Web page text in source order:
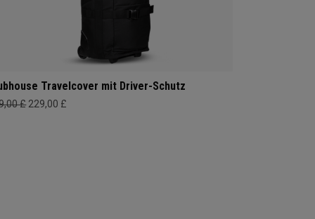
Travelcover mit Driver-Schutz
£ 229,00 £